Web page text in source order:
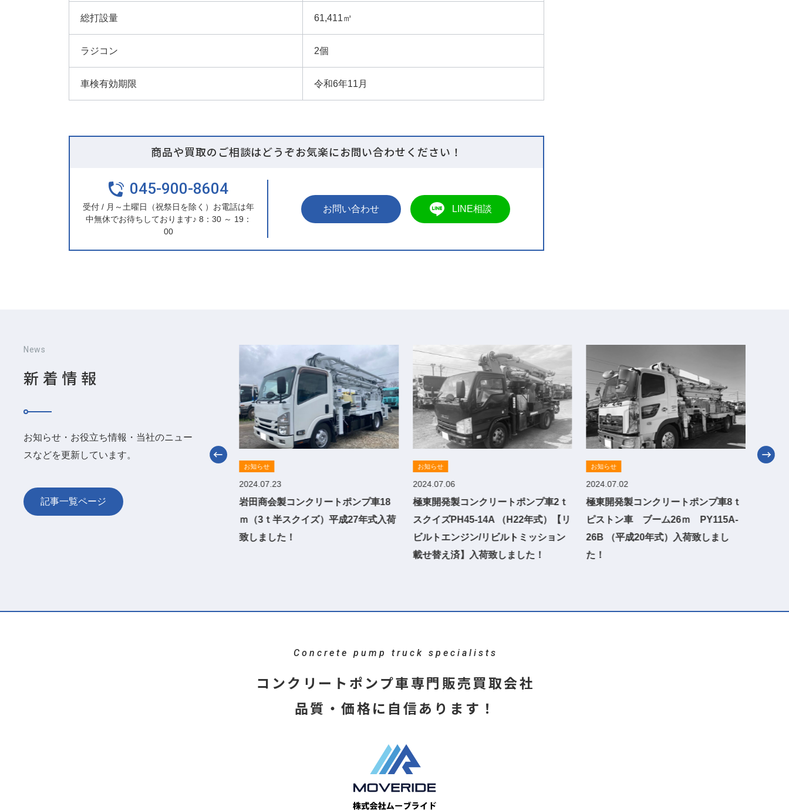
総打設量 61,411㎥
ラジコン 2個
車検有効期限 令和6年11月
商品や買取のご相談はどうぞお気楽にお問い合わせください！
045-900-8604
受付 / 月～土曜日（祝祭日を除く）お電話は年
中無休でお待ちしております♪ 8：30 ～ 19：
00
LINE相談
News
新着情報
お知らせ・お役立ち情報・当社のニュー
スなどを更新しています。
記事一覧ページ
販売完了のお知らせ_極東開発製コン
お知らせ
2024.07.23
岩田商会製コンクリートポンプ車18
ｍ（3ｔ半スクイズ）平成27年式入荷
致しました！
お知らせ
2024.07.06
極東開発製コンクリートポンプ車2ｔ
スクイズPH45-14A （H22年式）【リ
ビルトエンジン/リビルトミッション
載せ替え済】入荷致しました！
お知らせ
2024.07.02
極東開発製コンクリートポンプ車8ｔ
ピストン車 ブーム26ｍ PY115A-
26B （平成20年式）入荷致しまし
た！
Concrete pump truck specialists
コンクリートポンプ車専門販売買取会社
品質・価格に自信あります！